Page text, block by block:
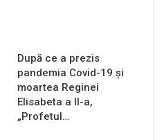
După ce a prezis
pandemia Covid-19 și
moartea Reginei
Elisabeta a II-a,
„Profetul…